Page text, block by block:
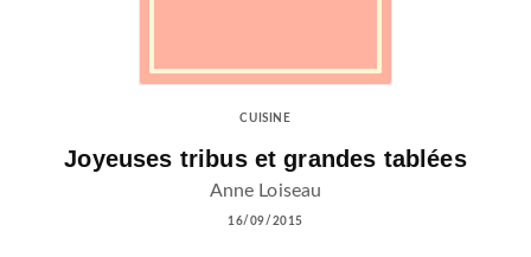
CUISINE
Joyeuses tribus et grandes tablées
Anne Loiseau
16/09/2015